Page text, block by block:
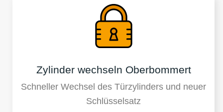
Zylinder wechseln Oberbommert
Schneller Wechsel des Türzylinders und neuer
Schlüsselsatz